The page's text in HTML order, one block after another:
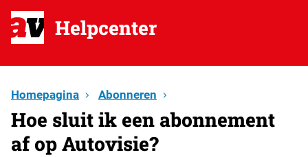
Helpcenter
Homepagina Abonneren
Hoe sluit ik een abonnement
af op Autovisie?